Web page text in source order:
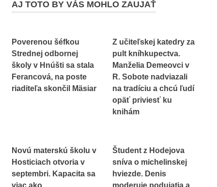
AJ TOTO BY VÁS MOHLO ZAUJAŤ
Poverenou šéfkou
Strednej odbornej
školy v Hnúšti sa stala
Ferancová, na poste
riaditeľa skončil Mäsiar
Z učiteľskej katedry za
pult kníhkupectva.
Manželia Demeovci v
R. Sobote nadviazali
na tradíciu a chcú ľudí
opäť priviesť ku
knihám
Novú materskú školu v
Hosticiach otvoria v
septembri. Kapacita sa
viac ako
Študent z Hodejova
sníva o michelinskej
hviezde. Denis
moderuje podujatia a